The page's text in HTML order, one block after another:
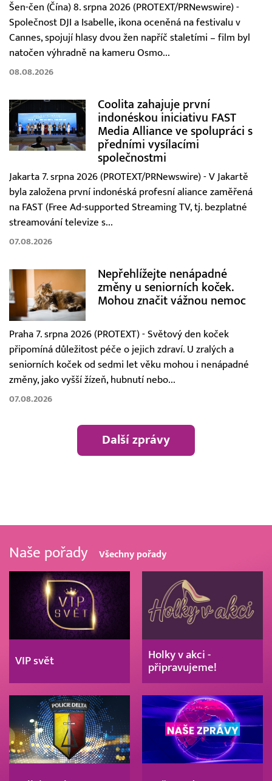
Šen-čen (Čína) 8. srpna 2026 (PROTEXT/PRNewswire) -
Společnost DJI a Isabelle, ikona oceněná na festivalu v
Cannes, spojují hlasy dvou žen napříč staletími – film byl
natočen výhradně na kameru Osmo...
08.08.2026
Coolita zahajuje první
indonéskou iniciativu FAST
Media Alliance ve spolupráci s
předními vysílacími
společnostmi
Jakarta 7. srpna 2026 (PROTEXT/PRNewswire) - V Jakartě
byla založena první indonéská profesní aliance zaměřená
na FAST (Free Ad-supported Streaming TV, tj. bezplatné
streamování televize s...
07.08.2026
Nepřehlížejte nenápadné
změny u seniorních koček.
Mohou značit vážnou nemoc
Praha 7. srpna 2026 (PROTEXT) - Světový den koček
připomíná důležitost péče o jejich zdraví. U zralých a
seniorních koček od sedmi let věku mohou i nenápadné
změny, jako vyšší žízeň, hubnutí nebo...
07.08.2026
Další zprávy
Naše pořady Všechny pořady
VIP svět
Holky v akci -
připravujeme!